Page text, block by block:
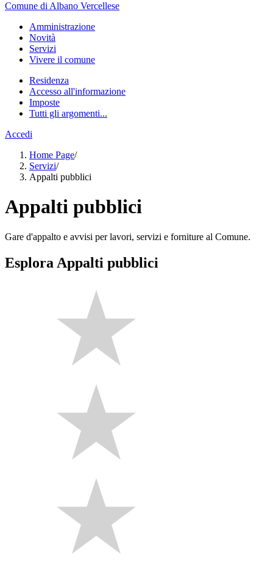
Comune di Albano Vercellese
Amministrazione
Novità
Servizi
Vivere il comune
Residenza
Accesso all'informazione
Imposte
Tutti gli argomenti...
Accedi
Home Page/
Servizi/
Appalti pubblici
Appalti pubblici
Gare d'appalto e avvisi per lavori, servizi e forniture al Comune.
Esplora Appalti pubblici